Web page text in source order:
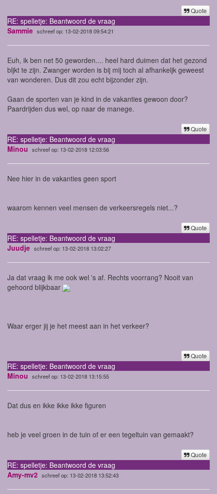
Quote
RE: spelletje: Beantwoord de vraag
Sammie schreef op: 13-02-2018 09:54:21
Euh, ik ben net 50 geworden.... heel hard duimen dat het gezond
bljkt te zijn. Zwanger worden is bij mij toch al afhankeljk geweest
van wonderen. Dus dit zou echt bijzonder zijn.
Gaan de sporten van je kind in de vakanties gewoon door?
Paardrijden dus wel, op naar de manege.
Quote
RE: spelletje: Beantwoord de vraag
Minou schreef op: 13-02-2018 12:03:56
Nee hier in de vakanties geen sport
waarom kennen veel mensen de verkeersregels niet...?
Quote
RE: spelletje: Beantwoord de vraag
Juudje schreef op: 13-02-2018 13:02:27
Ja dat vraag ik me ook wel 's af. Rechts voorrang? Nooit van
gehoord blijkbaar
Waar erger jij je het meest aan in het verkeer?
Quote
RE: spelletje: Beantwoord de vraag
Minou schreef op: 13-02-2018 13:15:55
Dat dus en ikke ikke ikke figuren
heb je veel groen in de tuin of er een tegeltuin van gemaakt?
Quote
RE: spelletje: Beantwoord de vraag
Amy-mv2 schreef op: 13-02-2018 13:52:43